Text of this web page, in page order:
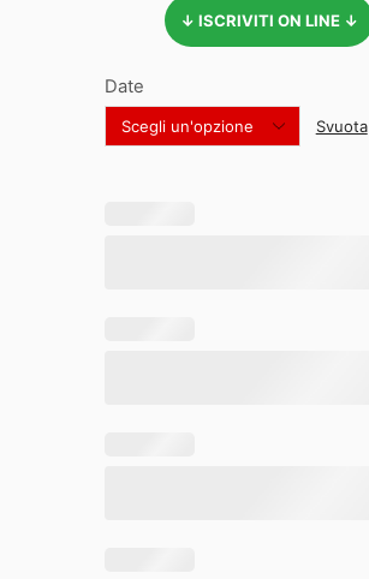
↓ ISCRIVITI ON LINE ↓
Date
Svuota